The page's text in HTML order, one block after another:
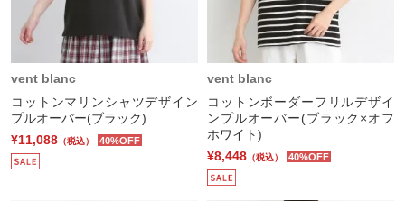
vent blanc
コットンマリンシャツデザイン
プルオーバー(ブラック)
¥11,088 （税込） 40%OFF
vent blanc
コットンボーダーフリルデザイ
ンプルオーバー(ブラック×オフ
ホワイト)
¥8,448 （税込） 40%OFF